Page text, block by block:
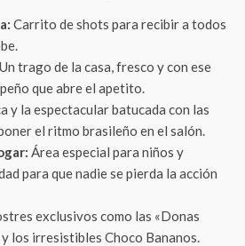
Carrito de shots para recibir a todos
Un trago de la casa, fresco y con ese
que abre el apetito.
y la espectacular batucada con las
el ritmo brasileño en el salón.
Área especial para niños y
para que nadie se pierda la acción
exclusivos como las «Donas
los irresistibles Choco Bananos.